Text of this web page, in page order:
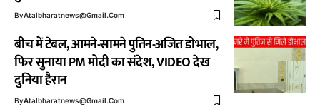
ByAtalbharatnews@gmail.com
बीच में टेबल, आमने-सामने पुतिन-अजित डोभाल,
फिर सुनाया PM मोदी का संदेश, VIDEO देख
दुनिया हैरान
ByAtalbharatnews@gmail.com